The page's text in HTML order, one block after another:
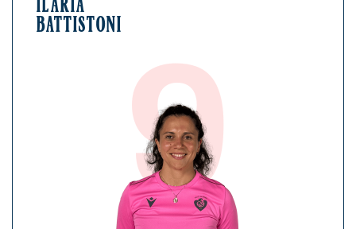
9
ILARIA
BATTISTONI